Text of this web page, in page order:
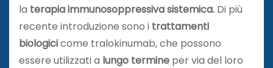
la terapia immunosoppressiva sistemica. Di più
recente introduzione sono i trattamenti
biologicicome tralokinumab, che possono
essere utilizzati a lungo termine per via del loro